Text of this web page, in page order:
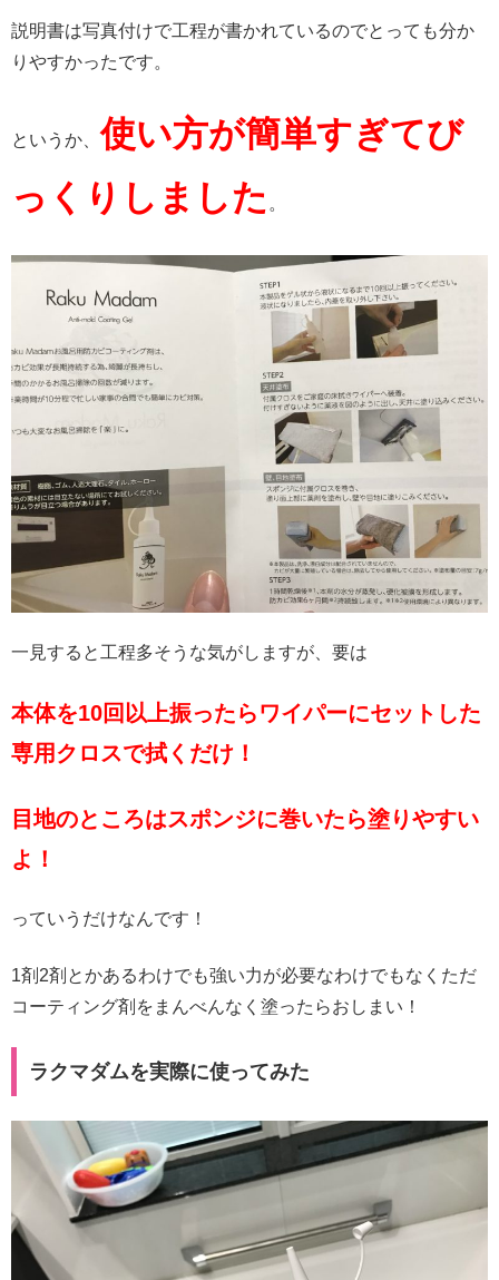
説明書は写真付けで工程が書かれているのでとっても分か
りやすかったです。
というか、使い方が簡単すぎてび
っくりしました 。
一見すると工程多そうな気がしますが、要は
本体を10回以上振ったらワイパーにセットした
専用クロスで拭くだけ！
目地のところはスポンジに巻いたら塗りやすい
よ！
っていうだけなんです！
1剤2剤とかあるわけでも強い力が必要なわけでもなくただ
コーティング剤をまんべんなく塗ったらおしまい！
ラクマダムを実際に使ってみた